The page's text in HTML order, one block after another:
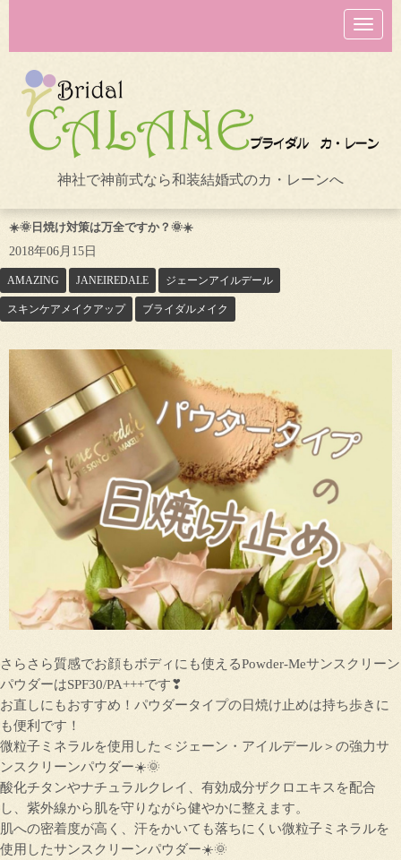
N
a
v
o
n
神社で神前式なら和装結婚式のカ・レーンへ
☀️🌞日焼け対策は万全ですか？🌞☀️
2018年06月15日
AMAZING JANEIREDALE ジェーンアイルデール
スキンケアメイクアップ ブライダルメイク
さらさら質感でお顔もボディにも使えるPowder-Meサンスクリーン
パウダーはSPF30/PA+++です❣
お直しにもおすすめ！パウダータイプの日焼け止めは持ち歩きに
も便利です！
微粒子ミネラルを使用した＜ジェーン・アイルデール＞の強力サ
ンスクリーンパウダー☀️🌞
酸化チタンやナチュラルクレイ、有効成分ザクロエキスを配合
し、紫外線から肌を守りながら健やかに整えます。
肌への密着度が高く、汗をかいても落ちにくい微粒子ミネラルを
使用したサンスクリーンパウダー☀️🌞